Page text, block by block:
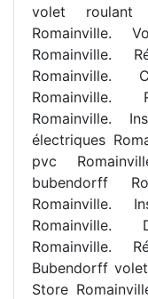
volet roulant
Romainville.
Romainville.
Romainville.
Romainville.
Romainville.
électriques
pvc
bubendorff
Romainville.
Romainville.
Romainville.
Bubendorff
Store